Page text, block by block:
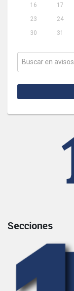
16
17
23
24
30
31
Secciones